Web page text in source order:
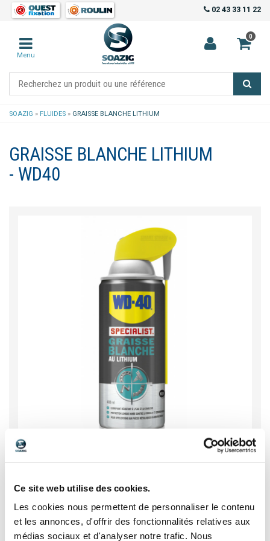
Ce site web utilise des cookies.
Les cookies nous permettent de personnaliser le contenu
et les annonces, d'offrir des fonctionnalités relatives aux
médias sociaux et d'analyser notre trafic. Nous
02 43 33 11 22
0
Menu
SOAZIG » FLUIDES » GRAISSE BLANCHE LITHIUM
GRAISSE BLANCHE LITHIUM
- WD40
/ unité